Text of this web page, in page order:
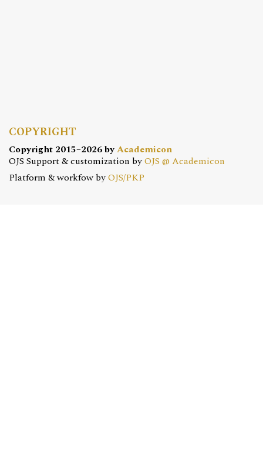
COPYRIGHT
Copyright 2015–2026 byAcademicon
OJS Support & customization byOJS @ Academicon
Platform & workfow byOJS/PKP